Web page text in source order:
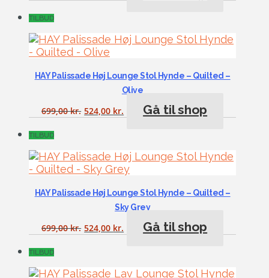
TILBUD
HAY Palissade Høj Lounge Stol Hynde – Quilted –
Olive
699,00kr. 524,00 kr. Gå til shop
TILBUD
HAY Palissade Høj Lounge Stol Hynde – Quilted –
Sky Grey
699,00kr. 524,00 kr. Gå til shop
TILBUD